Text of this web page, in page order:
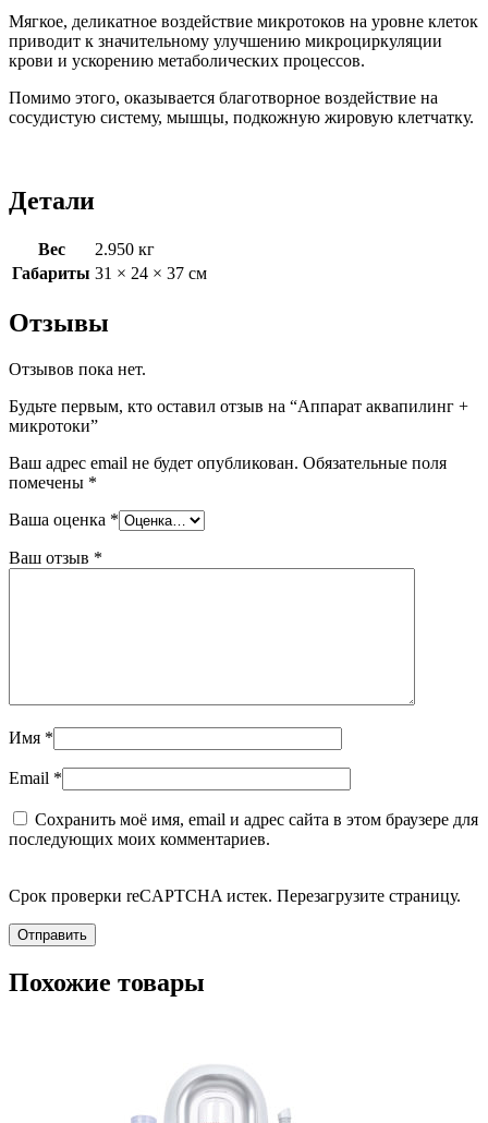
Мягкое, деликатное воздействие микротоков на уровне клеток
приводит к значительному улучшению микроциркуляции
крови и ускорению метаболических процессов.
Помимо этого, оказывается благотворное воздействие на
сосудистую систему, мышцы, подкожную жировую клетчатку.
Детали
Вес
2.950 кг
Габариты 31 × 24 × 37 см
Отзывы
Отзывов пока нет.
Будьте первым, кто оставил отзыв на “Аппарат аквапилинг +
микротоки”
Ваш адрес email не будет опубликован. Обязательные поля
помечены *
Ваша оценка *
Ваш отзыв *
Имя *
Email *
Сохранить моё имя, email и адрес сайта в этом браузере для
последующих моих комментариев.
Срок проверки reCAPTCHA истек. Перезагрузите страницу.
Похожие товары